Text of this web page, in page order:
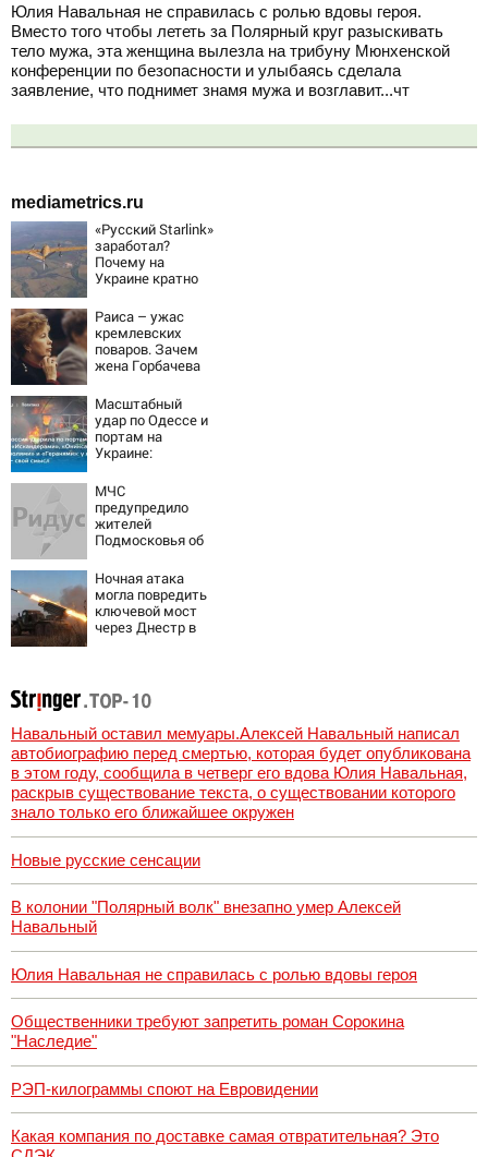
Юлия Навальная не справилась с ролью вдовы героя.
Вместо того чтобы лететь за Полярный круг разыскивать
тело мужа, эта женщина вылезла на трибуну Мюнхенской
конференции по безопасности и улыбаясь сделала
заявление, что поднимет знамя мужа и возглавит...чт
mediametrics.ru
«Русский Starlink»
заработал?
Почему на
Украине кратно
точность
попаданий по
объектам ВСУ
Раиса – ужас
кремлевских
поваров. Зачем
жена Горбачева
видов каши
каждое утро?
Масштабный
удар по Одессе и
портам на
Украине:
новости,
подробности об
ударах России 9
августа 2026 года
МЧС
предупредило
жителей
Подмосковья об
дронов
Ночная атака
могла повредить
ключевой мост
через Днестр в
Навальный оставил мемуары.Алексей Навальный написал
автобиографию перед смертью, которая будет опубликована
в этом году, сообщила в четверг его вдова Юлия Навальная,
раскрыв существование текста, о существовании которого
знало только его ближайшее окружен
Новые русские сенсации
В колонии "Полярный волк" внезапно умер Алексей
Навальный
Юлия Навальная не справилась с ролью вдовы героя
Общественники требуют запретить роман Сорокина
"Наследие"
РЭП-килограммы споют на Евровидении
Какая компания по доставке самая отвратительная? Это